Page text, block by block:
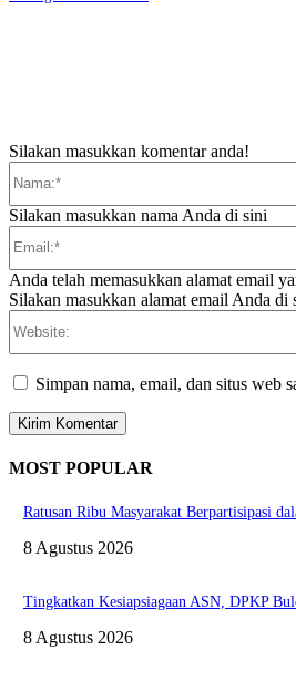
Silakan masukkan komentar anda!
Silakan masukkan nama Anda di sini
Anda telah memasukkan alamat email
Silakan masukkan alamat email Anda di
Simpan nama, email, dan situs web
MOST POPULAR
Ratusan Ribu Masyarakat Berpartisipasi
8 Agustus 2026
Tingkatkan Kesiapsiagaan ASN, DPKP
8 Agustus 2026